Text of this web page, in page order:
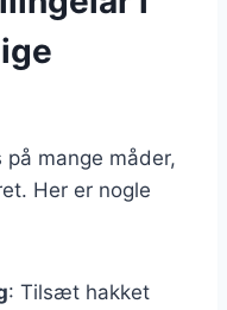
på mange måder,
Her er nogle
: Tilsæt hakket